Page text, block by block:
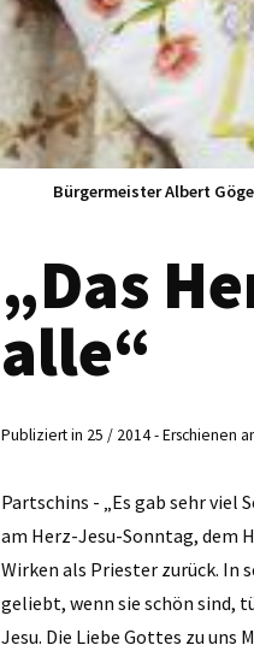
Bürgermeister Albert
„Das
alle“
Publiziert in 25 / 2014 - Erschienen
Partschins - „Es gab sehr viel
am Herz-­Jesu-Sonntag, dem
Wirken als Priester zurück. In
geliebt, wenn sie schön sind,
Jesu. Die Liebe Gottes zu